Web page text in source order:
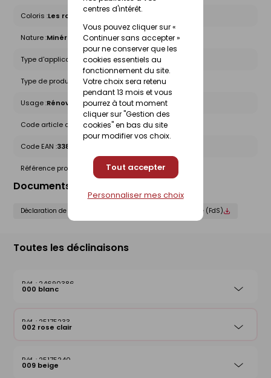
centres d'intérêt.
Vous pouvez cliquer sur «
Continuer sans accepter »
pour ne conserver que les
cookies essentiels au
fonctionnement du site.
Votre choix sera retenu
pendant 13 mois et vous
pourrez à tout moment
cliquer sur "Gestion des
cookies" en bas du site
pour modifier vos choix.
Tout accepter
Personnaliser mes choix
Coloris :Les roses violets
Nature :Minérale
Type d'application :Manuel
Type de produit : Enduits
Usage :Rénovation
Code article chez le fournisseur :10120002
Code EAN :3388750924454
Référence produit nationale Gedimat :25175233
Documents liés
Déclaration de performance (DOP) Fiche de sécurité (FdS)
Toutes les déclinaisons
24690386
000 blanc
25175233
002 rose clair
25175240
009 beige